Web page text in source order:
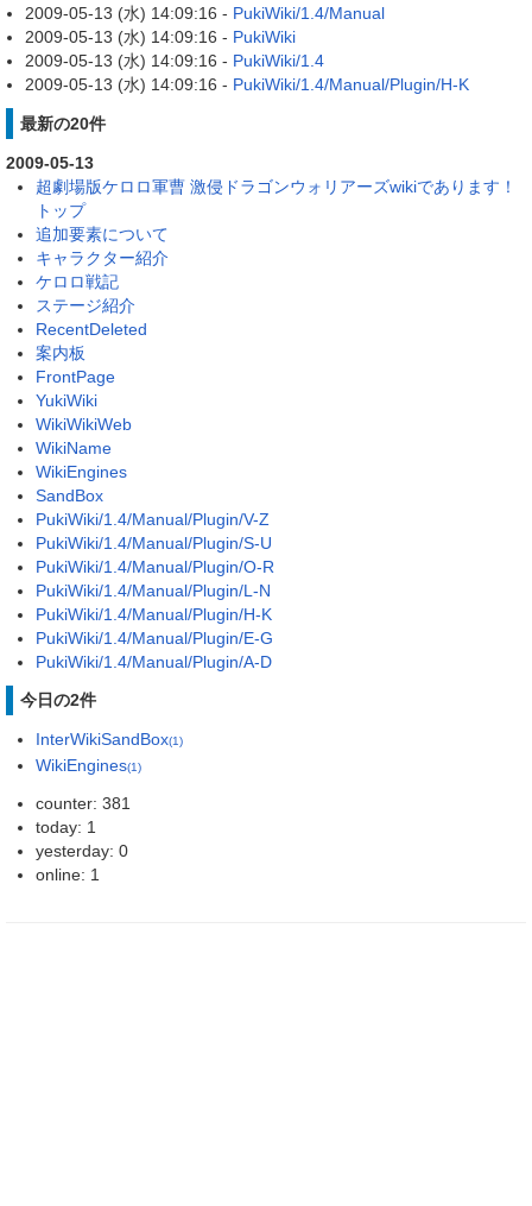
2009-05-13 (水) 14:09:16 - PukiWiki/1.4/Manual
2009-05-13 (水) 14:09:16 - PukiWiki
2009-05-13 (水) 14:09:16 - PukiWiki/1.4
2009-05-13 (水) 14:09:16 - PukiWiki/1.4/Manual/Plugin/H-K
最新の20件
2009-05-13
超劇場版ケロロ軍曹 激侵ドラゴンウォリアーズwikiであります！
トップ
追加要素について
キャラクター紹介
ケロロ戦記
ステージ紹介
RecentDeleted
案内板
FrontPage
YukiWiki
WikiWikiWeb
WikiName
WikiEngines
SandBox
PukiWiki/1.4/Manual/Plugin/V-Z
PukiWiki/1.4/Manual/Plugin/S-U
PukiWiki/1.4/Manual/Plugin/O-R
PukiWiki/1.4/Manual/Plugin/L-N
PukiWiki/1.4/Manual/Plugin/H-K
PukiWiki/1.4/Manual/Plugin/E-G
PukiWiki/1.4/Manual/Plugin/A-D
今日の2件
InterWikiSandBox(1)
WikiEngines(1)
counter: 381
today: 1
yesterday: 0
online: 1